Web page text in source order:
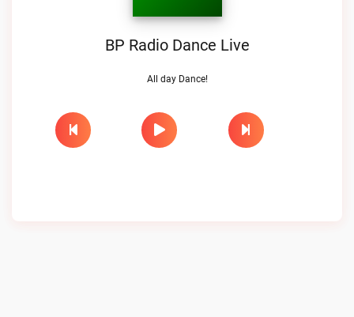
BP Radio Dance Live
All day Dance!